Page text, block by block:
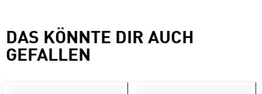
DAS KÖNNTE DIR AUCH
GEFALLEN